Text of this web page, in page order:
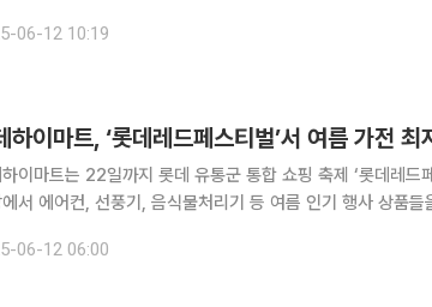
06-12 10:19
하이마트, ‘롯데레드페스티벌’서 여름 가전 최
이마트는 22일까지 롯데 유통군 통합 쇼핑 축제 ‘롯데레드
서 에어컨, 선풍기, 음식물처리기 등 여름 인기 행사 상품
최저가 수준에 제공한다. 여름 대표 인기 품목인 에어
06-12 06:00